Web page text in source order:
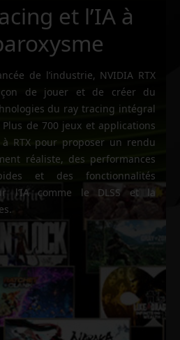
et l’IA à
de l’industrie, NVIDIA RTX
de jouer et de créer du
du ray tracing intégral
de 700 jeux et applications
RTX pour proposer un rendu
réaliste, des performances
et des fonctionnalités
l’IA comme le DLSS et la